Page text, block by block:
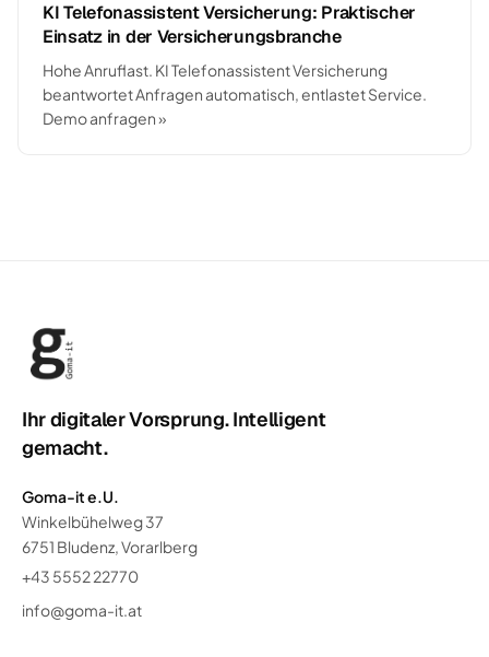
KI Telefonassistent Versicherung: Praktischer
Einsatz in der Versicherungsbranche
Hohe Anruflast. KI Telefonassistent Versicherung
beantwortet Anfragen automatisch, entlastet Service.
Demo anfragen »
Ihr digitaler Vorsprung. Intelligent
gemacht.
Goma-it e.U.
Winkelbühelweg 37
6751 Bludenz, Vorarlberg
+43 5552 22770
info@goma-it.at